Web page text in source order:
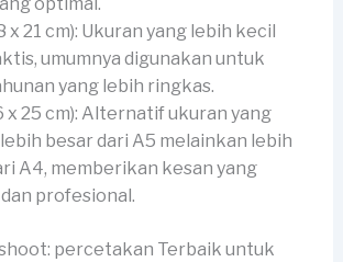
optimal.
x 21 cm): Ukuran yang lebih kecil
umumnya digunakan untuk
yang lebih ringkas.
x 25 cm): Alternatif ukuran yang
besar dari A5 melainkan lebih
A4, memberikan kesan yang
profesional.
percetakan Terbaik untuk